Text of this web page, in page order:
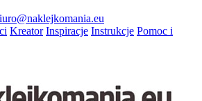
Kreator Inspiracje Instrukcje Pomoc i